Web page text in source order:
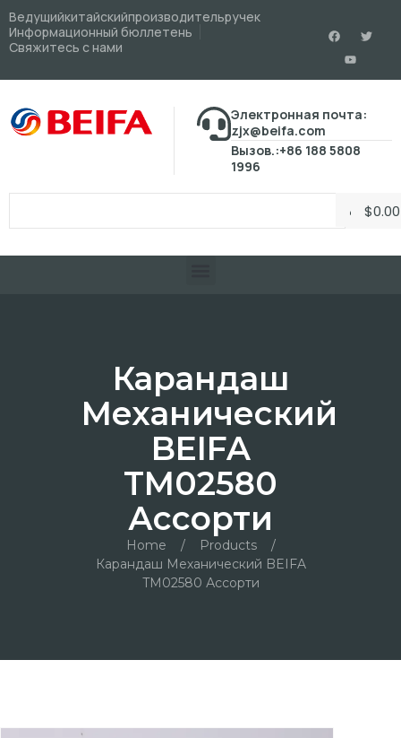
Ведущийкитайскийпроизводительручек
Информационный бюллетень
Свяжитесь с нами
Электронная почта:
zjx@beifa.com
Вызов.:+86 188 5808
1996
$0.00
Карандаш
Механический
BEIFA
TM02580
Ассорти
Home / Products
/
Карандаш Механический BEIFA
TM02580 Ассорти